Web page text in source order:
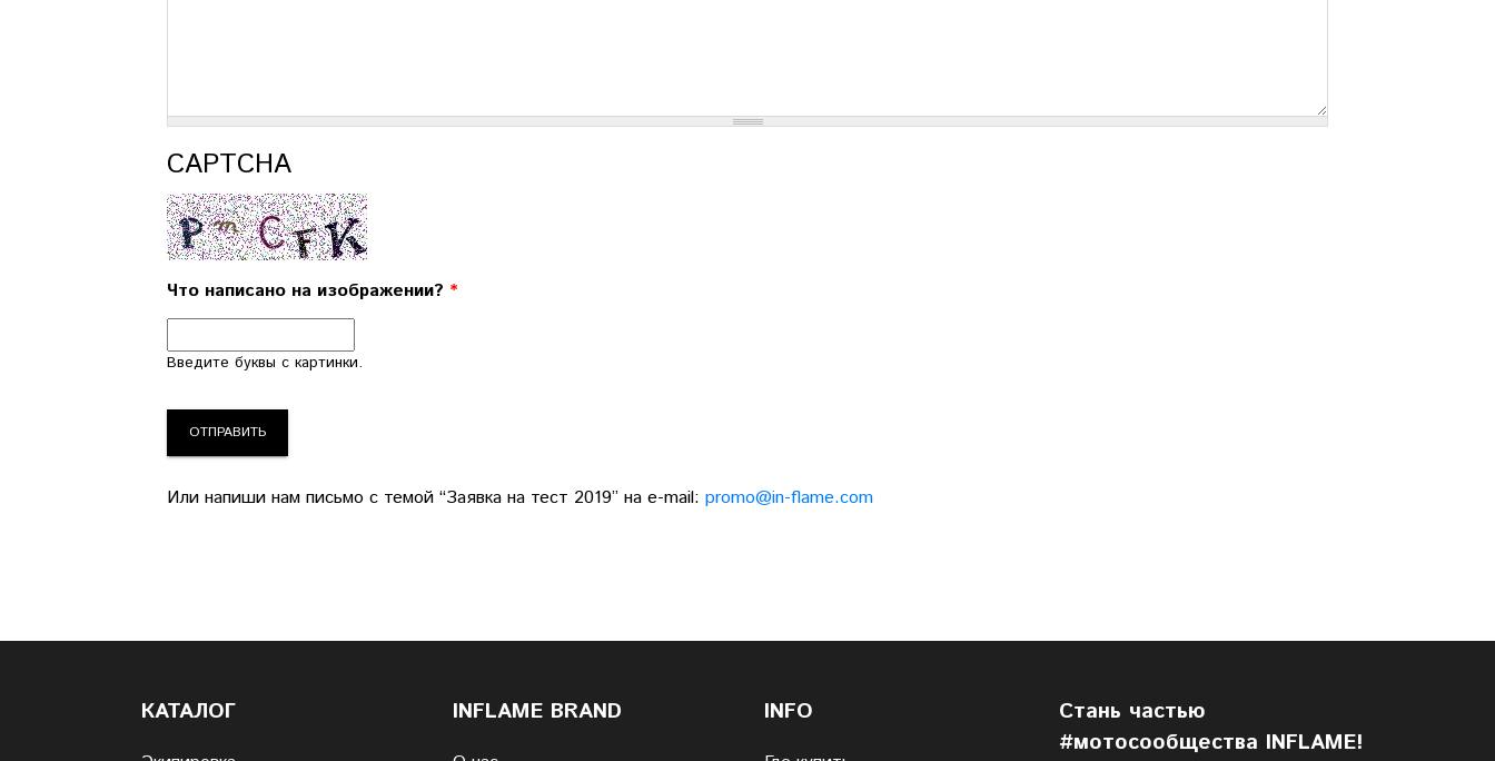
CAPTCHA
Что написано на изображении? *
Введите буквы с картинки.
Или напиши нам письмо с темой “Заявка на тест 2019” на e-mail: promo@in-flame.com
Cтань частью
#мотосообщества INFLAME!
КАТАЛОГ INFLAME BRAND INFO